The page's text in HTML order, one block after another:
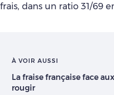
frais, dans un ratio 31/69
À VOIR AUSSI
La fraise française face
rougir